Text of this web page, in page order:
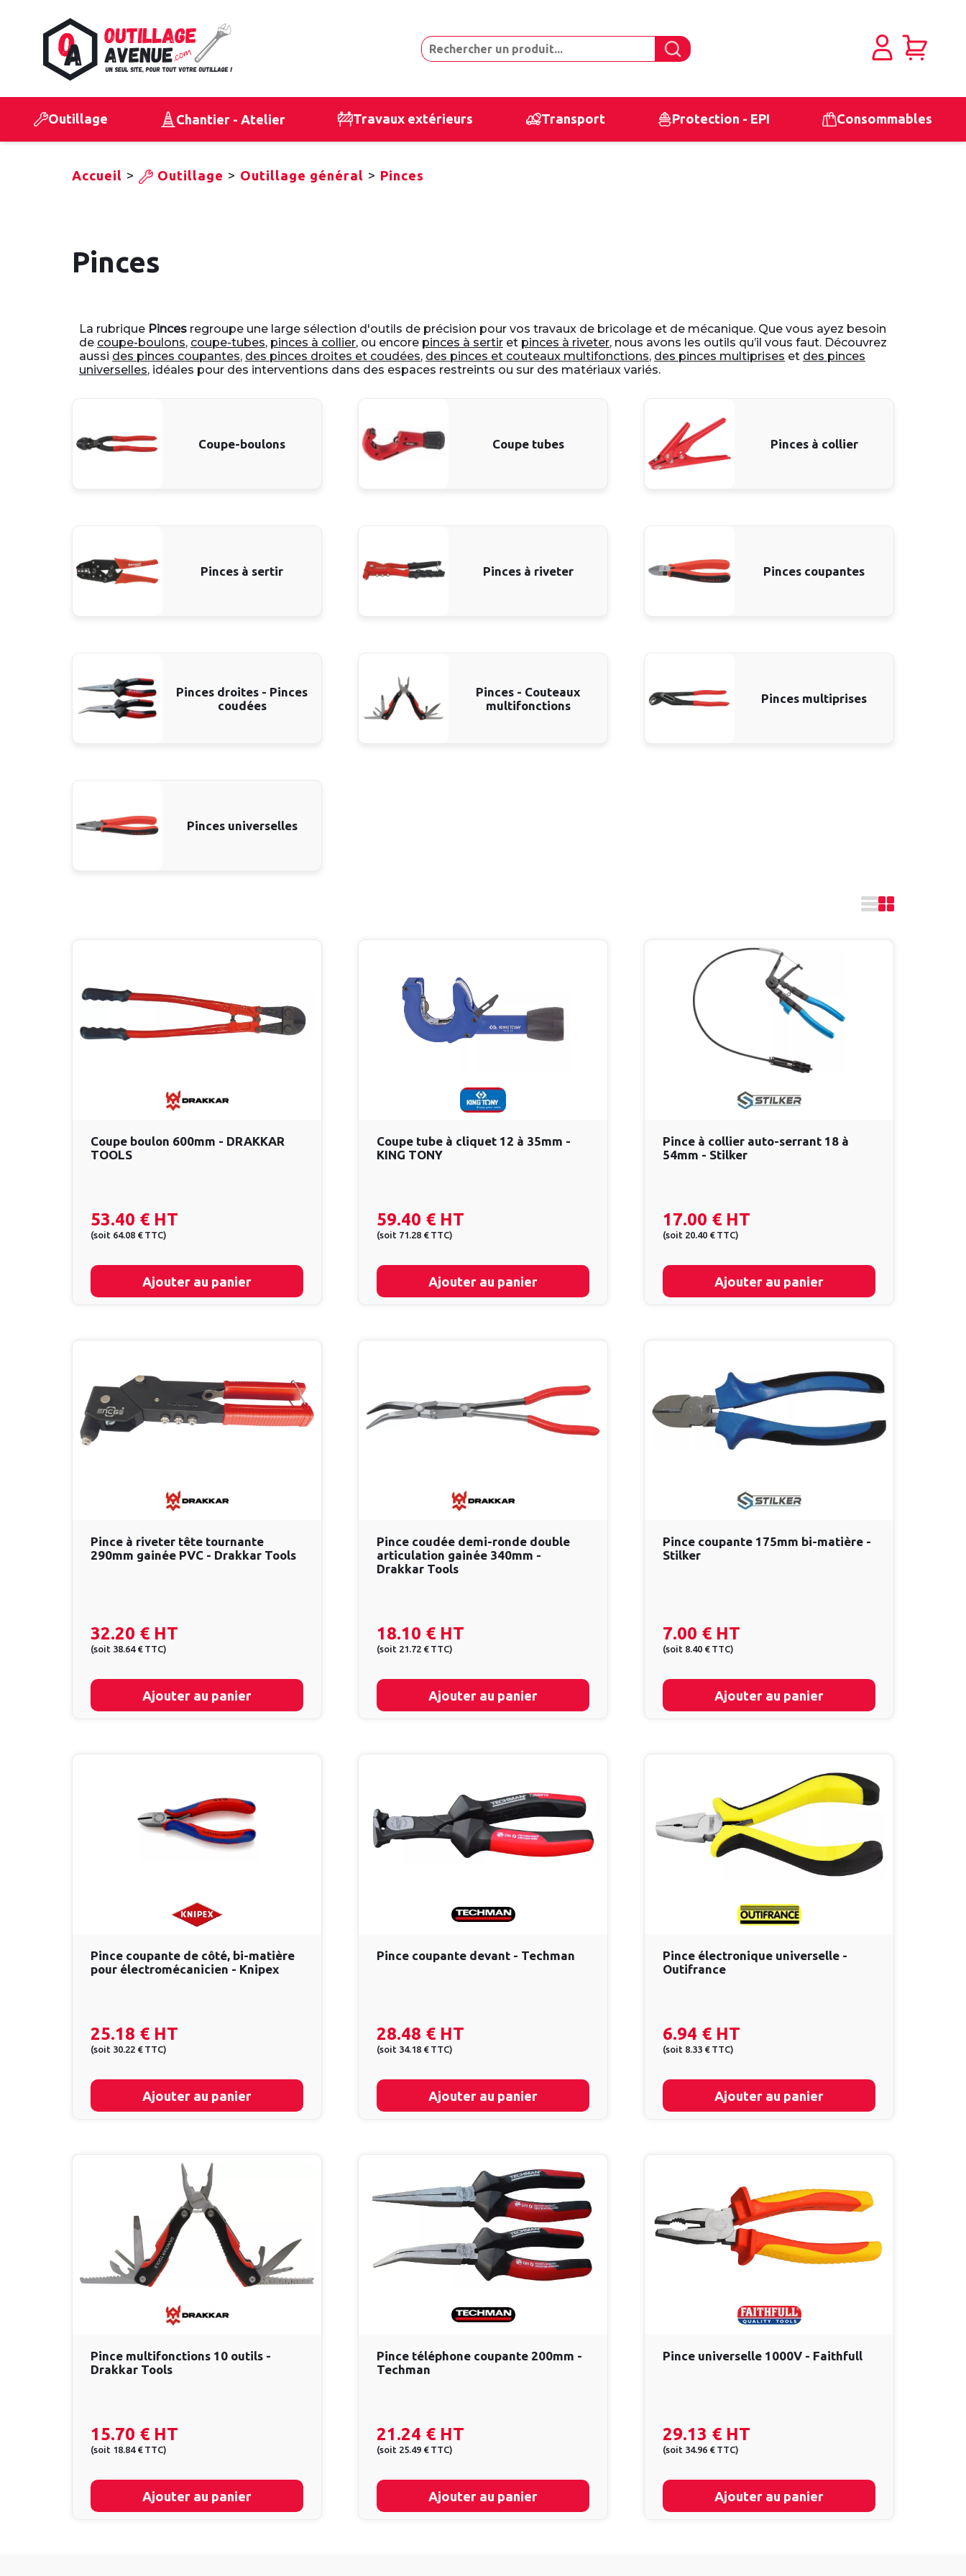
Outillage Chantier - Atelier Travaux extérieurs Transport Protection - EPI Consommables
Accueil > Outillage > Outillage général > Pinces
Pinces
La rubrique Pinces regroupe une large sélection d'outils de précision pour vos travaux de bricolage et de mécanique. Que vous ayez besoin
de coupe-boulons, coupe-tubes, pinces à collier, ou encore pinces à sertir et pinces à riveter, nous avons les outils qu’il vous faut. Découvrez
aussi des pinces coupantes, des pinces droites et coudées, des pinces et couteaux multifonctions, des pinces multiprises et des pinces
universelles, idéales pour des interventions dans des espaces restreints ou sur des matériaux variés.
Coupe-boulons Coupe tubes Pinces à collier
Pinces à sertir Pinces à riveter Pinces coupantes
Pinces droites - Pinces
coudées
Pinces - Couteaux
multifonctions
Pinces multiprises
Pinces universelles
Coupe boulon 600mm - DRAKKAR
TOOLS
53.40 € HT
(soit 64.08 € TTC)
Ajouter au panier
Coupe tube à cliquet 12 à 35mm -
KING TONY
59.40 € HT
(soit 71.28 € TTC)
Ajouter au panier
Pince à collier auto-serrant 18 à
54mm - Stilker
17.00 € HT
(soit 20.40 € TTC)
Ajouter au panier
Pince à riveter tête tournante
290mm gainée PVC - Drakkar Tools
32.20 € HT
(soit 38.64 € TTC)
Ajouter au panier
Pince coudée demi-ronde double
articulation gainée 340mm -
Drakkar Tools
18.10 € HT
(soit 21.72 € TTC)
Ajouter au panier
Pince coupante 175mm bi-matière -
Stilker
7.00 € HT
(soit 8.40 € TTC)
Ajouter au panier
Pince coupante de côté, bi-matière
pour électromécanicien - Knipex
25.18 € HT
(soit 30.22 € TTC)
Ajouter au panier
Pince coupante devant - Techman
28.48 € HT
(soit 34.18 € TTC)
Ajouter au panier
Pince électronique universelle -
Outifrance
6.94 € HT
(soit 8.33 € TTC)
Ajouter au panier
Pince multifonctions 10 outils -
Drakkar Tools
15.70 € HT
(soit 18.84 € TTC)
Ajouter au panier
Pince téléphone coupante 200mm -
Techman
21.24 € HT
(soit 25.49 € TTC)
Ajouter au panier
Pince universelle 1000V - Faithfull
29.13 € HT
(soit 34.96 € TTC)
Ajouter au panier